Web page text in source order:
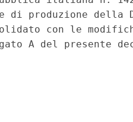
di produzione della
con le